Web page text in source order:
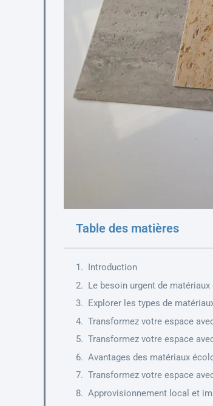
Table des matières
Introduction
Le besoin urgent de
Explorer les types de
Transformez votre espace
Transformez votre espace
Avantages des matériaux
Transformez votre espace
Approvisionnement local et